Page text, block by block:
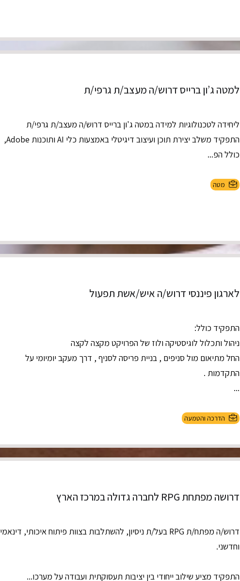
למטה ג’ון ברייס דרוש/ה מעצב/ת גרפי/ת
ליחידה לטכנולוגיות למידה במטה ג'ון ברייס דרוש/ה מעצב/ת גרפי/ת
התפקיד משלב יצירת תוכן ועיצוב דיגיטלי באמצעות כלי AI ותוכנות Adobe,
כולל הפ...
מטה
לארגון פיננסי דרוש/ה איש/אשת תפעול
התפקיד כולל:
ניהול ותכלול לוגיסטיקה ולוז של הפרויקט מקצה לקצה
החל מתיאום מול סניפים , בניית פריסה לסניף , דרך מעקב יומיומי על
התקדמות .
...
הדרכה והטמעה
דרושה מפתחת RPG לחברה גדולה במרכז הארץ
דרוש/ה מפתח/ת RPG בעל/ת ניסיון, להשתלבות בצוות פיתוח איכותי, דינאמי
וחדשני.
התפקיד מציע שילוב ייחודי בין יציבות תעסוקתית ועבודה על מערכו...